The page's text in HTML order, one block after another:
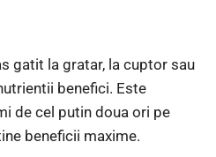
gatit la gratar, la cuptor sau
benefici. Este
de cel putin doua ori pe
beneficii maxime.